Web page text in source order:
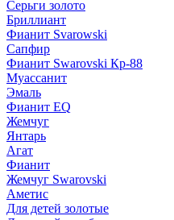
Серьги золото
Бриллиант
Фианит Svarowski
Сапфир
Фианит Swarovski Кр-88
Муассанит
Эмаль
Фианит EQ
Жемчуг
Янтарь
Агат
Фианит
Жемчуг Swarovski
Аметис
Для детей золотые